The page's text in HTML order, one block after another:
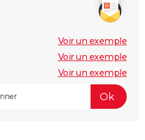
Voir un exemple
Voir un exemple
Voir un exemple